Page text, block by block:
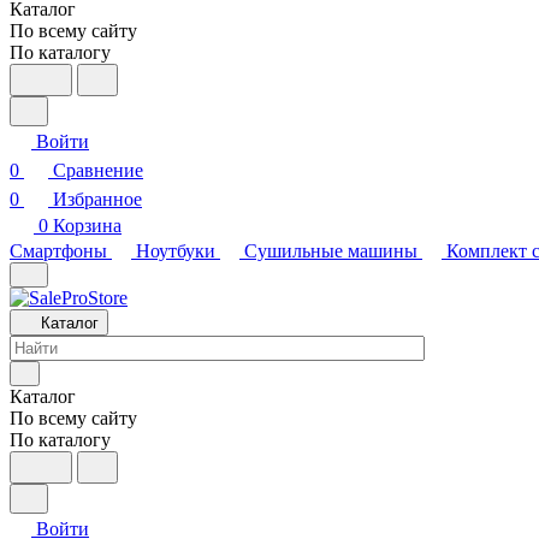
Каталог
По всему сайту
По каталогу
Войти
0
Сравнение
0
Избранное
0 Корзина
Смартфоны
Ноутбуки Сушильные машины Комплект
Каталог
Каталог
По всему сайту
По каталогу
Войти